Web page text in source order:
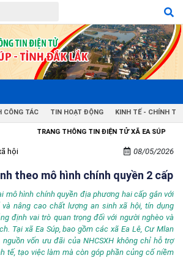
CÔNG TÁC TIN HOẠT ĐỘNG KINH TẾ - CHÍNH TRỊ
THÔNG TIN ĐIỆN TỬ XÃ EA SÚP
hội 08/05/2026
theo mô hình chính quyền 2 cấp
mô hình chính quyền địa phương hai cấp gắn với
nâng cao chất lượng an sinh xã hội, tín dụng
định vai trò quan trọng đối với người nghèo và
Tại xã Ea Súp, bao gồm các xã Ea Lê, Cư Mlan
nguồn vốn ưu đãi của NHCSXH không chỉ hỗ trợ
tế, tạo việc làm mà còn góp phần củng cố niềm